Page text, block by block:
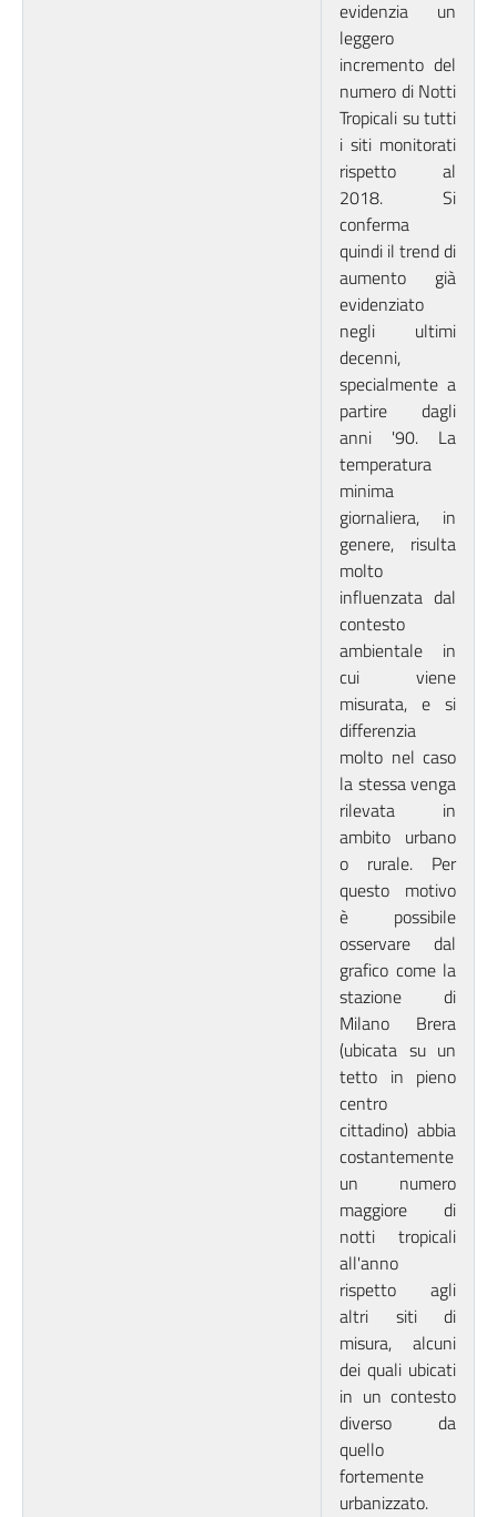
evidenzia un
leggero
incremento del
numero di Notti
Tropicali su tutti
i siti monitorati
rispetto al
2018. Si
conferma
quindi il trend di
aumento già
evidenziato
negli ultimi
decenni,
specialmente a
partire dagli
anni '90. La
temperatura
minima
giornaliera, in
genere, risulta
molto
influenzata dal
contesto
ambientale in
cui viene
misurata, e si
differenzia
molto nel caso
la stessa venga
rilevata in
ambito urbano
o rurale. Per
questo motivo
è possibile
osservare dal
grafico come la
stazione di
Milano Brera
(ubicata su un
tetto in pieno
centro
cittadino) abbia
costantemente
un numero
maggiore di
notti tropicali
all'anno
rispetto agli
altri siti di
misura, alcuni
dei quali ubicati
in un contesto
diverso da
quello
fortemente
urbanizzato.